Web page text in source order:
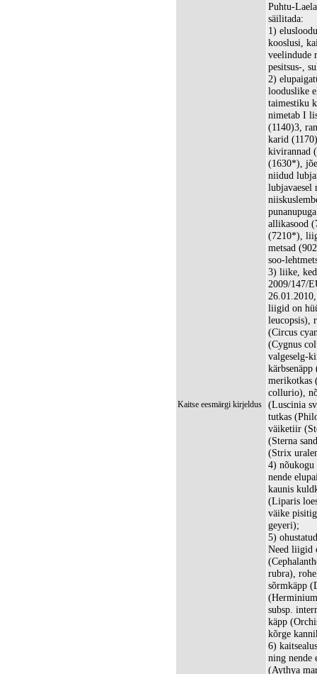
Kaitse eesmärgi kirjeldus
Puhtu-
säilitada:
1)
kooslusi,
veelindude
pesitsus-,
2)
looduslike
taimestiku
nimetab I
(1140)3,
karid
kivirannad
(1630*),
niidud
allikasood
(7210*),
metsad
soo-
3) liike,
2009/147/
liigid on
leucopsis),
(Circus
(Cygnus
valgeselg-
merikotkas
collurio),
(Luscinia
tutkas
väiketiir
(Sterna
(Strix
4)
nende
kaunis
(Liparis
väike
geyeri);
5)
Need liigid
rubra),
sõrmkäpp
subsp.
käpp
kõrge
6)
ning nende
(Aythya